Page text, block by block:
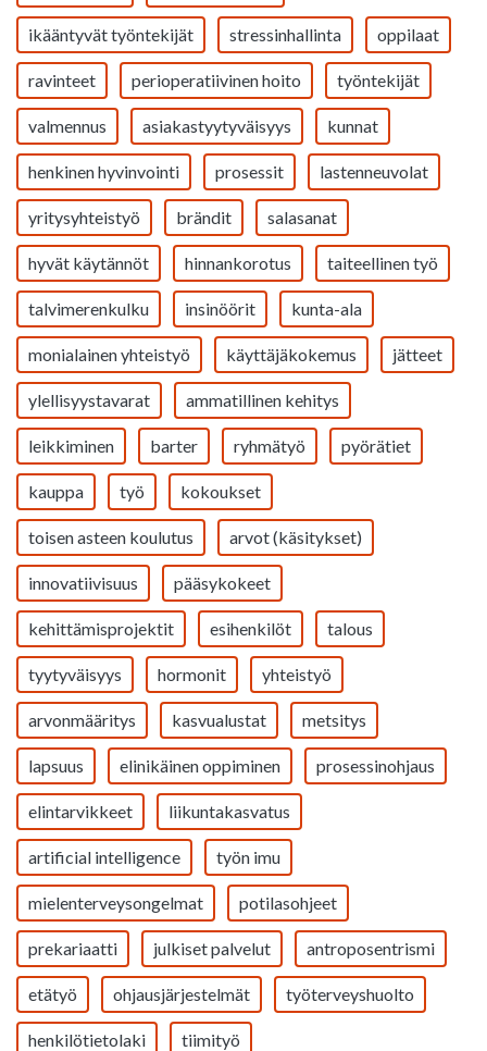
ikääntyvät työntekijät stressinhallinta oppilaat
ravinteet perioperatiivinen hoito työntekijät
valmennus asiakastyytyväisyys kunnat
henkinen hyvinvointi prosessit lastenneuvolat
yritysyhteistyö brändit salasanat
hyvät käytännöt hinnankorotus taiteellinen työ
talvimerenkulku insinöörit kunta-ala
monialainen yhteistyö käyttäjäkokemus jätteet
ylellisyystavarat ammatillinen kehitys
leikkiminen barter ryhmätyö pyörätiet
kauppa työ kokoukset
toisen asteen koulutus arvot (käsitykset)
innovatiivisuus pääsykokeet
kehittämisprojektit esihenkilöt talous
tyytyväisyys hormonit yhteistyö
arvonmääritys kasvualustat metsitys
lapsuus elinikäinen oppiminen prosessinohjaus
elintarvikkeet liikuntakasvatus
artificial intelligence työn imu
mielenterveysongelmat potilasohjeet
prekariaatti julkiset palvelut antroposentrismi
etätyö ohjausjärjestelmät työterveyshuolto
henkilötietolaki tiimityö